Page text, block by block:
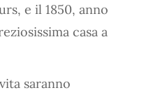
e il 1850, anno
casa a
saranno